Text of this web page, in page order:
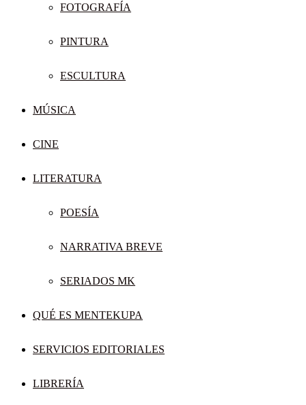
FOTOGRAFÍA
PINTURA
ESCULTURA
MÚSICA
CINE
LITERATURA
POESÍA
NARRATIVA BREVE
SERIADOS MK
QUÉ ES MENTEKUPA
SERVICIOS EDITORIALES
LIBRERÍA